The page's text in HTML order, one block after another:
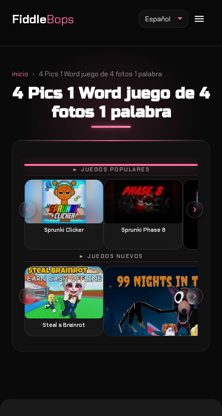
FiddleBops
Mod Fiddlebops
Mod Incredibox
Mod Sprunki
Español
inicio 4 Pics 1 Word juego de 4 fotos 1 palabra
4 Pics 1 Word juego de 4
fotos 1 palabra
► JUEGOS POPULARES
Sprunki Clicker Sprunki Phase 8
JUGAR
► JUEGOS NUEVOS
Steal a Brainrot